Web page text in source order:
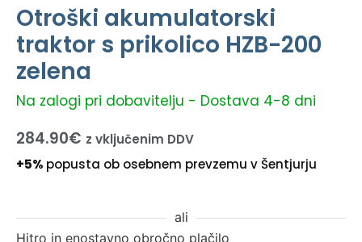
Otroški akumulatorski
traktor s prikolico HZB-200
zelena
Na zalogi pri dobavitelju - Dostava 4-8 dni
284.90€ z vključenim DDV
+5% popusta ob osebnem prevzemu v Šentjurju
ali
Hitro in enostavno obročno plačilo